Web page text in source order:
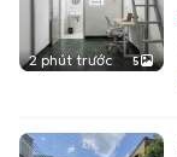
2 phút trước 5